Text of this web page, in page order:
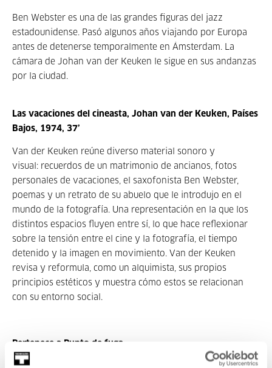
Ben Webster es una de las grandes figuras del jazz
estadounidense. Pasó algunos años viajando por Europa
antes de detenerse temporalmente en Ámsterdam. La
cámara de Johan van der Keuken le sigue en sus andanzas
por la ciudad.
Las vacaciones del cineasta, Johan van der Keuken, Países
Bajos, 1974, 37’
Van der Keuken reúne diverso material sonoro y
visual: recuerdos de un matrimonio de ancianos, fotos
personales de vacaciones, el saxofonista Ben Webster,
poemas y un retrato de su abuelo que le introdujo en el
mundo de la fotografía. Una representación en la que los
distintos espacios fluyen entre sí, lo que hace reflexionar
sobre la tensión entre el cine y la fotografía, el tiempo
detenido y la
imagen en movimiento. Van der Keuken
revisa y reformula, como un alquimista, sus propios
principios estéticos y muestra cómo estos se relacionan
con su entorno social.
Pertenece a Punto de fuga